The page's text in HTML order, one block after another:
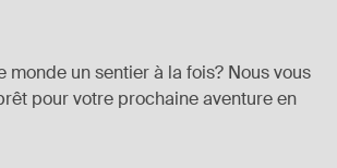
monde un sentier à la fois? Nous vous
pour votre prochaine aventure en